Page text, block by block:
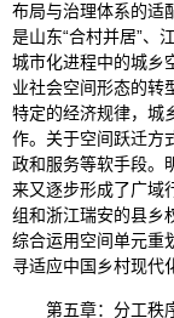
布局与治理体系的适
是山东“合村并居”、
城市化进程中的城乡
业社会空间形态的转
特定的经济规律，城
作。关于空间跃迁方
政和服务等软手段。
来又逐步形成了广域
组和浙江瑞安的县乡
综合运用空间单元重
寻适应中国乡村现代
第五章：分工秩